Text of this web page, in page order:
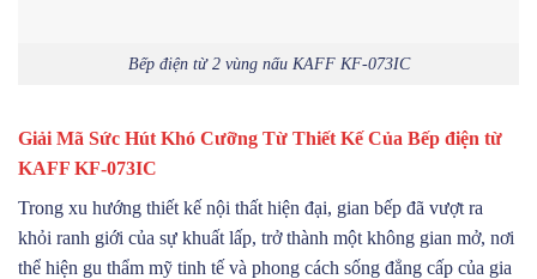
Bếp điện từ 2 vùng nấu KAFF KF-073IC
Giải Mã Sức Hút Khó Cưỡng Từ Thiết Kế Của Bếp điện từ
KAFF KF-073IC
Trong xu hướng thiết kế nội thất hiện đại, gian bếp đã vượt ra
khỏi ranh giới của sự khuất lấp, trở thành một không gian mở, nơi
thể hiện gu thẩm mỹ tinh tế và phong cách sống đẳng cấp của gia